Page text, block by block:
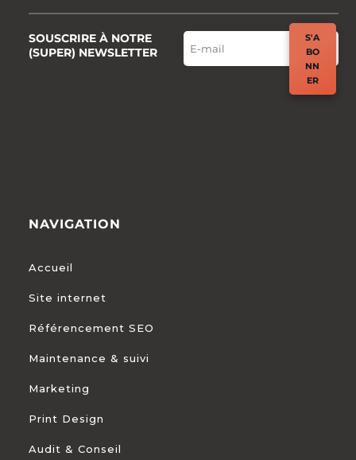
SOUSCRIRE À NOTRE
(SUPER) NEWSLETTER
S'A
BO
NN
ER
NAVIGATION
Accueil
Site internet
Référencement SEO
Maintenance & suivi
Marketing
Print Design
Audit & Conseil